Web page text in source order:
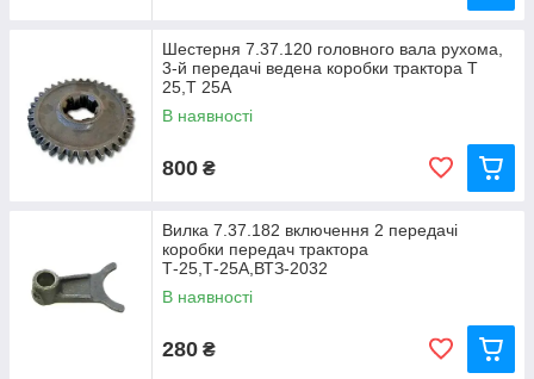
Шестерня 7.37.120 головного вала рухома,
3-й передачі ведена коробки трактора Т
25,Т 25А
В наявності
800 ₴
Вилка 7.37.182 включення 2 передачі
коробки передач трактора
Т-25,Т-25А,ВТЗ-2032
В наявності
280 ₴